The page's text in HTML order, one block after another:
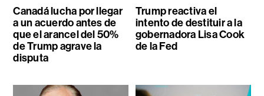
Canadá lucha por llegar
a un acuerdo antes de
que el arancel del 50%
de Trump agrave la
disputa
Trump reactiva el
intento de destituir a la
gobernadora Lisa Cook
de la Fed